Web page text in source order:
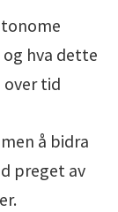
hva dette
over tid
å bidra
preget av